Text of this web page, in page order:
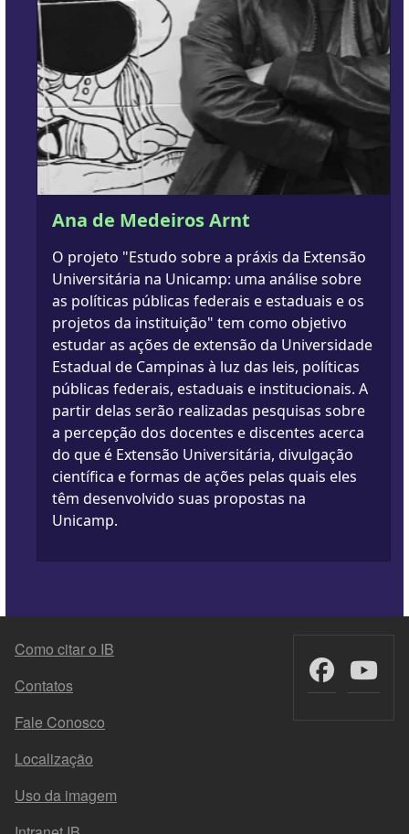
Ana de Medeiros Arnt
O projeto "Estudo sobre a práxis da Extensão
Universitária na Unicamp: uma análise sobre
as políticas públicas federais e estaduais e os
projetos da instituição" tem como objetivo
estudar as ações de extensão da Universidade
Estadual de Campinas à luz das leis, políticas
públicas federais, estaduais e institucionais. A
partir delas serão realizadas pesquisas sobre
a percepção dos docentes e discentes acerca
do que é Extensão Universitária, divulgação
científica e formas de ações pelas quais eles
têm desenvolvido suas propostas na
Unicamp.
FOOTER MENU
Como citar o IB
Contatos
Fale Conosco
Localização
Uso da imagem